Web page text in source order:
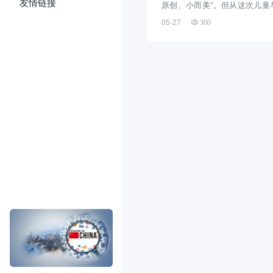
原创、小而美”。但从这次儿
新来看，Etsy 正在释放一个非
可以鼓励创意，但不会再给高
05-27 300